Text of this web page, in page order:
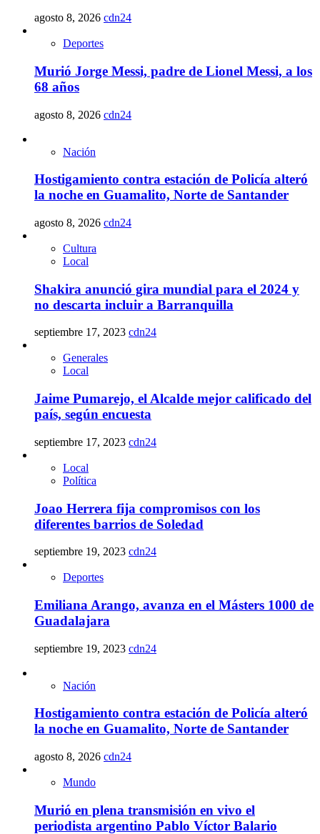
agosto 8, 2026 cdn24
Deportes
Murió Jorge Messi, padre de Lionel Messi, a los
68 años
agosto 8, 2026 cdn24
Nación
Hostigamiento contra estación de Policía alteró
la noche en Guamalito, Norte de Santander
agosto 8, 2026 cdn24
Cultura
Local
Shakira anunció gira mundial para el 2024 y
no descarta incluir a Barranquilla
septiembre 17, 2023 cdn24
Generales
Local
Jaime Pumarejo, el Alcalde mejor calificado del
país, según encuesta
septiembre 17, 2023 cdn24
Local
Política
Joao Herrera fija compromisos con los
diferentes barrios de Soledad
septiembre 19, 2023 cdn24
Deportes
Emiliana Arango, avanza en el Másters 1000 de
Guadalajara
septiembre 19, 2023 cdn24
Nación
Hostigamiento contra estación de Policía alteró
la noche en Guamalito, Norte de Santander
agosto 8, 2026 cdn24
Mundo
Murió en plena transmisión en vivo el
periodista argentino Pablo Víctor Balario